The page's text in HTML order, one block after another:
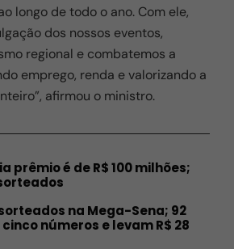
longo de todo o ano. Com ele,
dos nossos eventos,
regional e combatemos a
emprego, renda e valorizando a
afirmou o ministro.
prêmio é de R$ 100 milhões;
na Mega-Sena; 92
números e levam R$ 28